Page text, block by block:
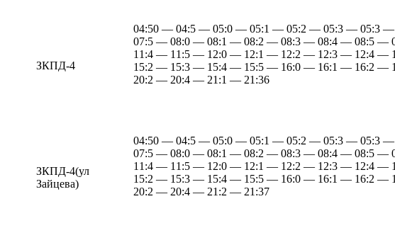
ЗКПД-4
04:50 — 04:5 — 05:0 — 05:1 — 05:2 — 05:3 — 05:3
07:5 — 08:0 — 08:1 — 08:2 — 08:3 — 08:4 — 08:5
11:4 — 11:5 — 12:0 — 12:1 — 12:2 — 12:3 — 12:4
15:2 — 15:3 — 15:4 — 15:5 — 16:0 — 16:1 — 16:2
20:2 — 20:4 — 21:1 — 21:36
ЗКПД-4(ул
Зайцева)
04:50 — 04:5 — 05:0 — 05:1 — 05:2 — 05:3 — 05:3
07:5 — 08:0 — 08:1 — 08:2 — 08:3 — 08:4 — 08:5
11:4 — 11:5 — 12:0 — 12:1 — 12:2 — 12:3 — 12:4
15:2 — 15:3 — 15:4 — 15:5 — 16:0 — 16:1 — 16:2
20:2 — 20:4 — 21:2 — 21:37